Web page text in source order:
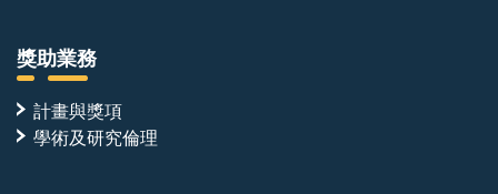
獎助業務
計畫與獎項
學術及研究倫理